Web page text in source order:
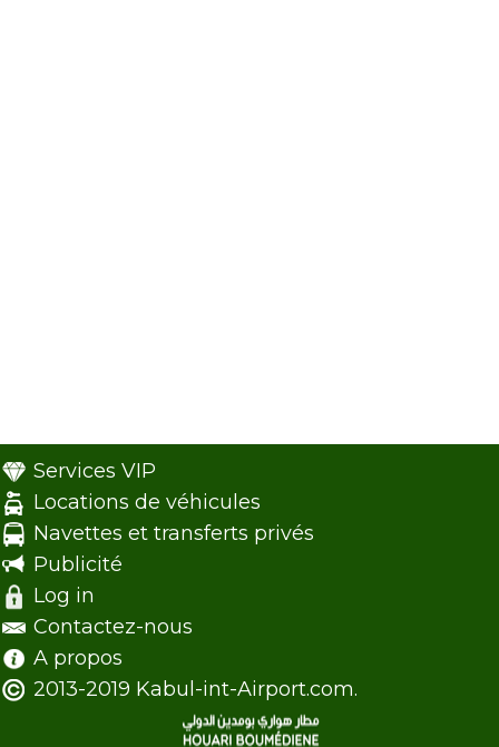
Services VIP
Locations de véhicules
Navettes et transferts privés
Publicité
Log in
Contactez-nous
A propos
2013-2019 Kabul-int-Airport.com.